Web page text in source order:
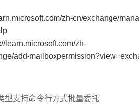
zh-cn/exchange/
learn.microsoft.com/zh-
add-
型支持命令行方式批量委托